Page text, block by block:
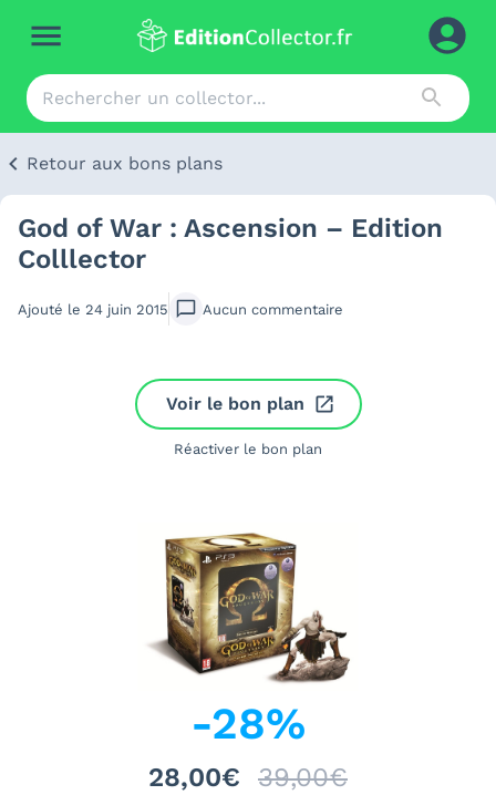
Retour aux bons plans
God of War : Ascension – Edition
Colllector
Ajouté le 24 juin 2015 Aucun commentaire
Voir le bon plan
Réactiver le bon plan
-28%
28,00€ 39,00€